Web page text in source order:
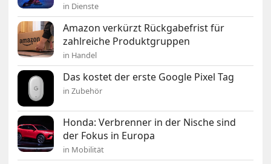
in Dienste
Amazon verkürzt Rückgabefrist für
zahlreiche Produktgruppen
in Handel
Das kostet der erste Google Pixel Tag
in Zubehör
Honda: Verbrenner in der Nische sind
der Fokus in Europa
in Mobilität